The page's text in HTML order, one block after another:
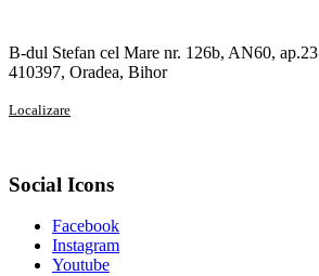
B-dul Stefan cel Mare nr. 126b, AN60, ap.23
410397, Oradea, Bihor
Localizare
Social Icons
Facebook
Instagram
Youtube